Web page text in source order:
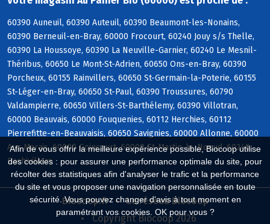
Afin de vous offrir la meilleure expérience possible, Biocoop utilise
des cookies : pour assurer une performance optimale du site, pour
récolter des statistiques afin d'analyser le trafic et la performance
du site et vous proposer une navigation personnalisée en toute
sécurité. Vous pouvez changer d'avis à tout moment en
paramétrant vos cookies. OK pour vous ?
60390 Auneuil, 60390 Auteuil, 60390 Beaumont-les-Nonains,
60390 Berneuil-en-Bray, 60000 Frocourt, 60240 Jouy s/s Thelle,
60390 La Houssoye, 60390 La Neuville-Garnier, 60240 Le Mesnil-
Théribus, 60650 Le Mont-St-Adrien, 60650 Ons-en-Bray, 60390
Porcheux, 60155 Rainvillers, 60650 St-Germain-la-Poterie, 60155
St-Léger-en-Bray, 60650 St-Paul, 60390 Troussures, 60790
Valdampierre, 60650 Villers-St-Barthélemy, 60390 Villotran,
60000 Beauvais, 60000 Fouquenies, 60112 Herchies, 60112
Pierrefitte-en-Beauvaisis, 60650 Savignies, 60000 Allonne, 60000
Aux Marais, 60000 Goincourt, 60000 St-Martin-le-Noeud, 60240
Bachivillers
Biocoop.fr
Le réseau Biocoop
Copyright Biocoop 2026